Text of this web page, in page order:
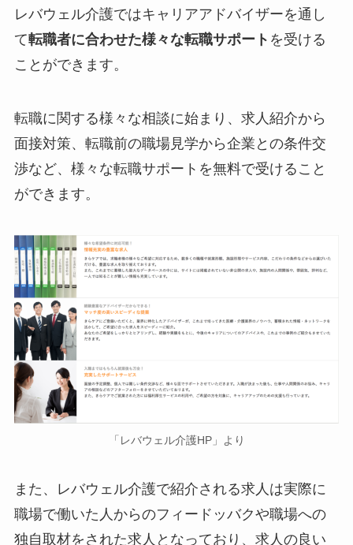
レバウェル介護ではキャリアアドバイザーを通し
て転職者に合わせた様々な転職サポート を受ける
ことができます。
転職に関する様々な相談に始まり、求人紹介から
面接対策、転職前の職場見学から企業との条件交
渉など、様々な転職サポートを無料で受けること
ができます。
「レバウェル介護HP」より
また、レバウェル介護で紹介される求人は実際に
職場で働いた人からのフィードッバクや職場への
独自取材をされた求人となっており、求人の良い